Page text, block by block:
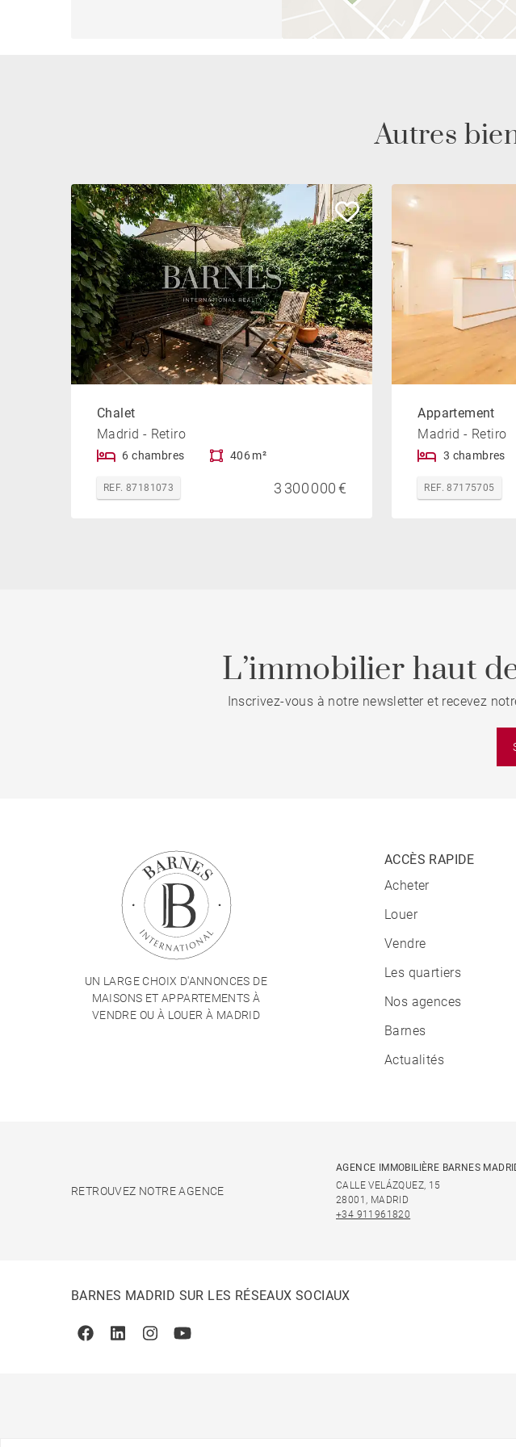
Autres
Chalet
Madrid - Retiro
6 chambres 406 m²
REF. 87181073 3 300 000 €
Appartement
Madrid - Retiro
3 chambres
REF. 87175705
L’immobilier haut
Inscrivez-vous à notre newsletter et recevez
UN LARGE CHOIX D'ANNONCES DE
MAISONS ET APPARTEMENTS À
VENDRE OU À LOUER À MADRID
ACCÈS RAPIDE
Acheter
Louer
Vendre
Les quartiers
Nos agences
Barnes
Actualités
RETROUVEZ NOTRE AGENCE
AGENCE IMMOBILIÈRE BARNES
CALLE VELÁZQUEZ, 15
28001, MADRID
+34 911961820
BARNES MADRID SUR LES RÉSEAUX SOCIAUX
FacebookLinkedinInstagramYoutube